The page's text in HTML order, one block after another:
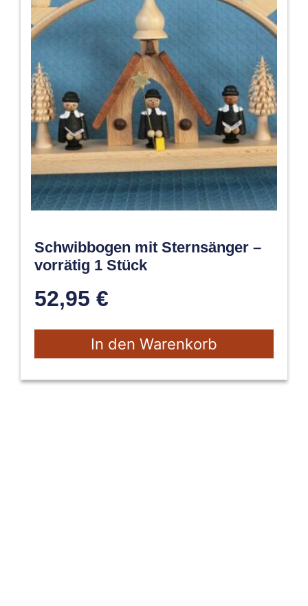
Schwibbogen mit Sternsänger –
vorrätig 1 Stück
52,95 €
In den Warenkorb